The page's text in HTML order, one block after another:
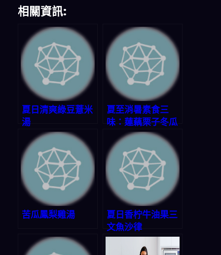
相關資訊:
夏日清爽綠豆薏米
湯
夏至消暑素食三
味：蓮藕栗子冬瓜
湯、水油燜時蔬、
油浸蒜香拌麵
苦瓜鳳梨雞湯
夏日香柠牛油果三
文魚沙律